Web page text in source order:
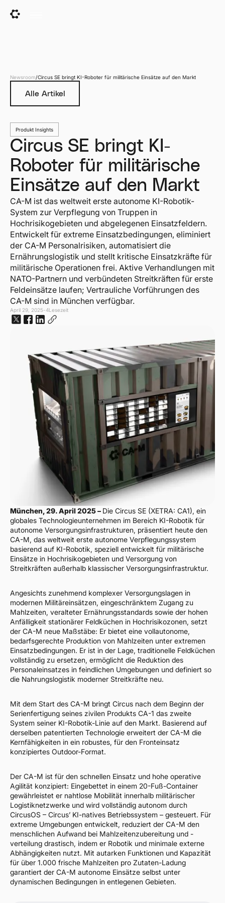
Newsroom/Circus SE bringt KI-Roboter für militärische Einsätze auf den Markt
Alle Artikel
Produkt Insights
Circus SE bringt KI-
Roboter für militärische
Einsätze auf den Markt
CA-M ist das weltweit erste autonome KI-Robotik-
System zur Verpflegung von Truppen in
Hochrisikogebieten und abgelegenen Einsatzfeldern.
Entwickelt für extreme Einsatzbedingungen, eliminiert
der CA-M Personalrisiken, automatisiert die
Ernährungslogistik und stellt kritische Einsatzkräfte für
militärische Operationen frei. Aktive Verhandlungen mit
NATO-Partnern und verbündeten Streitkräften für erste
Feldeinsätze laufen; Vertrauliche Vorführungen des
CA-M sind in München verfügbar.
April 29, 2025-4Lesezeit
München, 29. April 2025 – Die Circus SE (XETRA: CA1), ein
globales Technologieunternehmen im Bereich KI-Robotik für
autonome Versorgungsinfrastrukturen, präsentiert heute den
CA-M, das weltweit erste autonome Verpflegungssystem
basierend auf KI-Robotik, speziell entwickelt für militärische
Einsätze in Hochrisikogebieten und Versorgung von
Streitkräften außerhalb klassischer Versorgungsinfrastruktur.
Angesichts zunehmend komplexer Versorgungslagen in
modernen Militäreinsätzen, eingeschränktem Zugang zu
Mahlzeiten, veralteter Ernährungsstandards sowie der hohen
Anfälligkeit stationärer Feldküchen in Hochrisikozonen, setzt
der CA-M neue Maßstäbe: Er bietet eine vollautonome,
bedarfsgerechte Produktion von Mahlzeiten unter extremen
Einsatzbedingungen. Er ist in der Lage, traditionelle Feldküchen
vollständig zu ersetzen, ermöglicht die Reduktion des
Personaleinsatzes in feindlichen Umgebungen und definiert so
die Nahrungslogistik moderner Streitkräfte neu.
Mit dem Start des CA-M bringt Circus nach dem Beginn der
Serienfertigung seines zivilen Produkts CA-1 das zweite
System seiner KI-Robotik-Linie auf den Markt. Basierend auf
derselben patentierten Technologie erweitert der CA-M die
Kernfähigkeiten in ein robustes, für den Fronteinsatz
konzipiertes Outdoor-Format.
Der CA-M ist für den schnellen Einsatz und hohe operative
Agilität konzipiert: Eingebettet in einem 20-Fuß-Container
gewährleistet er nahtlose Mobilität innerhalb militärischer
Logistiknetzwerke und wird vollständig autonom durch
CircusOS – Circus’ KI-natives Betriebssystem – gesteuert. Für
extreme Umgebungen entwickelt, reduziert der CA-M den
menschlichen Aufwand bei Mahlzeitenzubereitung und -
verteilung drastisch, indem er Robotik und minimale externe
Abhängigkeiten nutzt. Mit autarken Funktionen und Kapazität
für über 1.000 frische Mahlzeiten pro Zutaten-Ladung
garantiert der CA-M autonome Einsätze selbst unter
dynamischen Bedingungen in entlegenen Gebieten.